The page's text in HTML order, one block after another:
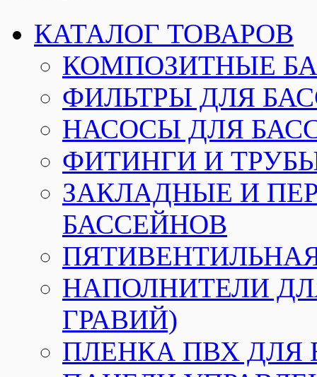
КАТАЛОГ ТОВАРОВ
КОМПОЗИТНЫЕ
ФИЛЬТРЫ ДЛЯ
НАСОСЫ ДЛЯ
ФИТИНГИ И
ЗАКЛАДНЫЕ И
БАССЕЙНОВ
НАПОЛНИТЕЛИ
ГРАВИЙ)
ПЛЕНКА ПВХ ДЛЯ